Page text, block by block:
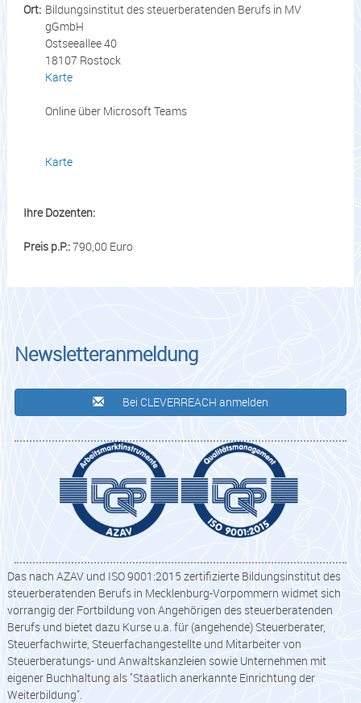
Ort: Bildungsinstitut des steuerberatenden Berufs in MV
gGmbH
Ostseeallee 40
18107 Rostock
Karte
Online über Microsoft Teams
Karte
Ihre Dozenten:
Preis p.P.:790,00 Euro
Newsletteranmeldung
Bei CLEVERREACH anmelden
Das nach AZAV und ISO 9001:2015 zertifizierte Bildungsinstitut des
steuerberatenden Berufs in Mecklenburg-Vorpommern widmet sich
vorrangig der Fortbildung von Angehörigen des steuerberatenden
Berufs und bietet dazu Kurse u.a. für (angehende) Steuerberater,
Steuerfachwirte, Steuerfachangestellte und Mitarbeiter von
Steuerberatungs- und Anwaltskanzleien sowie Unternehmen mit
eigener Buchhaltung als "Staatlich anerkannte Einrichtung der
Weiterbildung".